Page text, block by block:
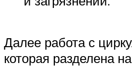
Далее работа с
которая разделена